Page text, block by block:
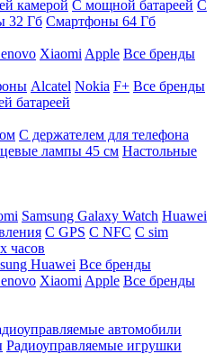
камерой С мощной батареей С
32 Гб Смартфоны 64 Гб
Xiaomi Apple Все бренды
Alcatel Nokia F+ Все бренды
батареей
C держателем для телефона
лампы 45 см Настольные
Samsung Galaxy Watch Huawei
C GPS C NFC C sim
часов
Huawei Все бренды
Xiaomi Apple Все бренды
автомобили
Радиоуправляемые игрушки